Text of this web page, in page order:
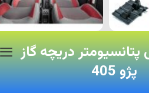
دریچه گاز
پژو 405